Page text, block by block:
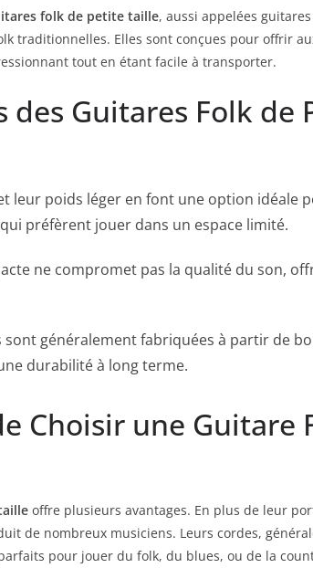
folk de petite taille, aussi appelées‌
traditionnelles.⁤ Elles sont‍ conçues pour offrir
tout en ⁤étant facile à transporter.
des Guitares Folk de
leur poids léger en font ⁤une ⁣option‍ idéale
préfèrent jouer dans un espace limité.
ne compromet ‍pas ⁤la⁢ qualité du son,
sont généralement fabriquées à partir de
durabilité ⁢à long ‍terme.
Choisir une Guitare
offre plusieurs avantages. En plus de leur
de⁣ nombreux ‍musiciens. ⁤Leurs⁣ cordes,
pour jouer du folk, du ⁢blues, ou de la